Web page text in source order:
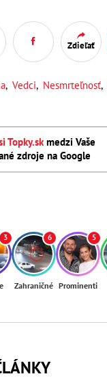
Zdieľať
, Vedci, Nesmrteľnosť,
Topky.skmedzi Vaše
zdroje na Google
3 6
Zahraničné
5
Prominenti